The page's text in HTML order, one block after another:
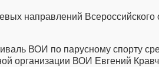
направлений
ВОИ по парусному спорту
организации ВОИ Евгений